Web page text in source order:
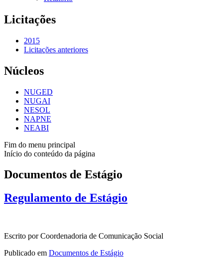
Licitações
2015
Licitações anteriores
Núcleos
NUGED
NUGAI
NESOL
NAPNE
NEABI
Fim do menu principal
Início do conteúdo da página
Documentos de Estágio
Regulamento de Estágio
Escrito por Coordenadoria de Comunicação Social
Publicado em Documentos de Estágio